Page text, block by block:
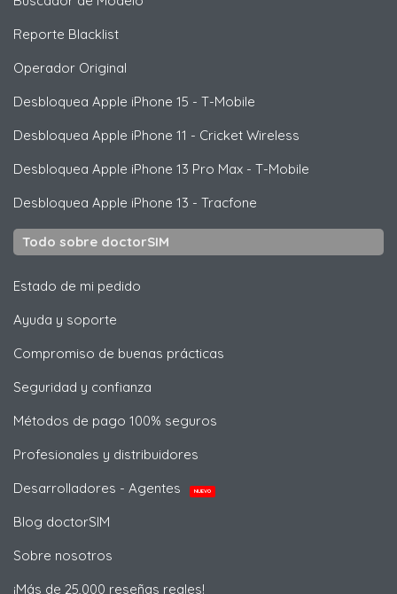
Reporte Blacklist
Operador Original
Desbloquea Apple iPhone 15 - T-Mobile
Desbloquea Apple iPhone 11 - Cricket Wireless
Desbloquea Apple iPhone 13 Pro Max - T-Mobile
Desbloquea Apple iPhone 13 - Tracfone
Todo sobre doctorSIM
Estado de mi pedido
Ayuda y soporte
Compromiso de buenas prácticas
Seguridad y confianza
Métodos de pago 100% seguros
Profesionales y distribuidores
Desarrolladores - Agentes
NUEVO
Blog doctorSIM
Sobre nosotros
¡Más de 25,000 reseñas reales!